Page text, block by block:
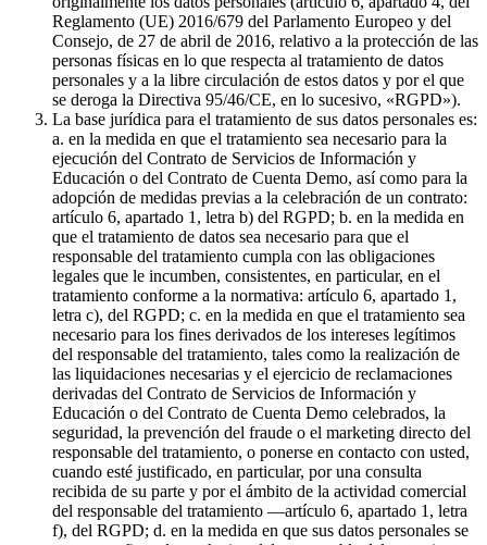
Reglamento (UE) 2016/679 del Parlamento Europeo y del
Consejo, de 27 de abril de 2016, relativo a la protección de las
personas físicas en lo que respecta al tratamiento de datos
personales y a la libre circulación de estos datos y por el que
se deroga la Directiva 95/46/CE, en lo sucesivo, «RGPD»).
La base jurídica para el tratamiento de sus datos personales es:
a. en la medida en que el tratamiento sea necesario para la
ejecución del Contrato de Servicios de Información y
Educación o del Contrato de Cuenta Demo, así como para la
adopción de medidas previas a la celebración de un contrato:
artículo 6, apartado 1, letra b) del RGPD; b. en la medida en
que el tratamiento de datos sea necesario para que el
responsable del tratamiento cumpla con las obligaciones
legales que le incumben, consistentes, en particular, en el
tratamiento conforme a la normativa: artículo 6, apartado 1,
letra c), del RGPD; c. en la medida en que el tratamiento sea
necesario para los fines derivados de los intereses legítimos
del responsable del tratamiento, tales como la realización de
las liquidaciones necesarias y el ejercicio de reclamaciones
derivadas del Contrato de Servicios de Información y
Educación o del Contrato de Cuenta Demo celebrados, la
seguridad, la prevención del fraude o el marketing directo del
responsable del tratamiento, o ponerse en contacto con usted,
cuando esté justificado, en particular, por una consulta
recibida de su parte y por el ámbito de la actividad comercial
del responsable del tratamiento —artículo 6, apartado 1, letra
f), del RGPD; d. en la medida en que sus datos personales se